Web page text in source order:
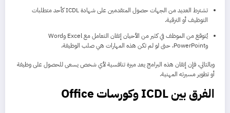
تشترط العديد من الجهات حصول المتقدمين على شهادة ICDL كأحد متطلبات
التوظيف أو الترقية.
يُتوقع من الموظف في كثير من الأحيان إتقان التعامل مع Excel وWord
وPowerPoint، حتى لو لم تكن هذه المهارات هي صلب الوظيفة.
وبالتالي، فإن إتقان هذه البرامج يعد ميزة تنافسية لأي شخص يسعى للحصول على وظيفة
أو تطوير مسيرته المهنية.
الفرق بين ICDL وكورسات Office